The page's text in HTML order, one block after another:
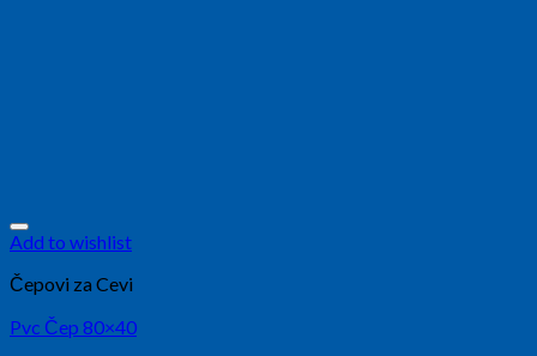
Add to wishlist
Čepovi za Cevi
Pvc Čep 80×40